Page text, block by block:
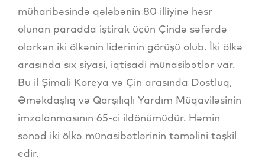
müharibəsində qələbənin 80 illiyinə həsr
olunan paradda iştirak üçün Çində səfərdə
olarkən iki ölkənin liderinin görüşü olub. İki ölkə
arasında sıx siyasi, iqtisadi münasibətlər var.
Bu il Şimali Koreya və Çin arasında Dostluq,
Əməkdaşlıq və Qarşılıqlı Yardım Müqaviləsinin
imzalanmasının 65-ci ildönümüdür. Həmin
sənəd iki ölkə münasibətlərinin təməlini təşkil
edir.